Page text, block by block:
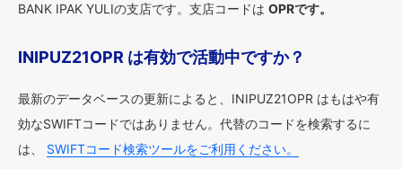
BANK IPAK YULIの支店です。支店コードは OPRです。
INIPUZ21OPR は有効で活動中ですか？
最新のデータベースの更新によると、INIPUZ21OPR はもはや有
効なSWIFTコードではありません。代替のコードを検索するに
は、 SWIFTコード検索ツールをご利用ください。